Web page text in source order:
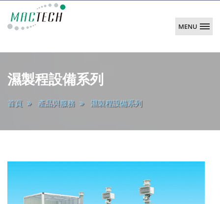
陽
技
MENU
main
濕製程設備系列
首頁 產品與服務 濕製程設備系列